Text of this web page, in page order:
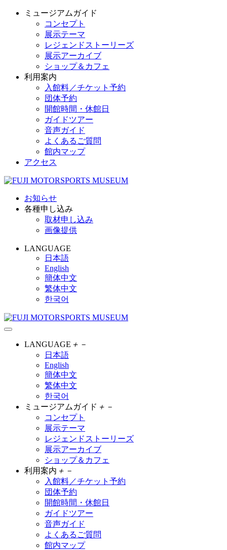
ミュージアムガイド
コンセプト
展示テーマ
レジェンドストーリーズ
展示アーカイブ
ショップ＆カフェ
利用案内
入館料／チケット予約
団体予約
開館時間・休館日
ガイドツアー
音声ガイド
よくあるご質問
館内マップ
アクセス
お知らせ
各種申し込み
取材申し込み
画像提供
LANGUAGE
日本語
English
簡体中文
繁体中文
한국어
LANGUAGE ＋ －
日本語
English
簡体中文
繁体中文
한국어
ミュージアムガイド ＋ －
コンセプト
展示テーマ
レジェンドストーリーズ
展示アーカイブ
ショップ＆カフェ
利用案内 ＋ －
入館料／チケット予約
団体予約
開館時間・休館日
ガイドツアー
音声ガイド
よくあるご質問
館内マップ